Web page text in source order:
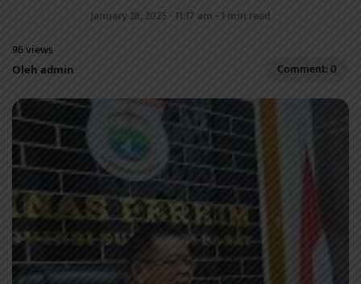
January 28, 2025 - 11:17 am - 1 min read
96 views
Oleh admin Comment: 0